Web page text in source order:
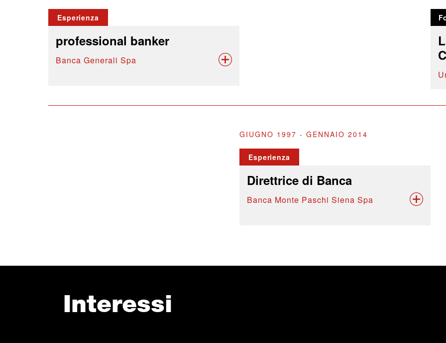
Esperienza
professional banker
Banca Generali Spa
GIUGNO 1997 - GENNAIO 2014
Esperienza
Direttrice di Banca
Banca Monte Paschi Siena Spa
Interessi